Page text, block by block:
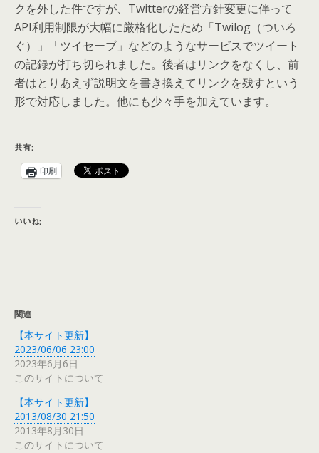
クを外した件ですが、Twitterの経営方針変更に伴って
API利用制限が大幅に厳格化したため「Twilog（ついろ
ぐ）」「ツイセーブ」などのようなサービスでツイート
の記録が打ち切られました。後者はリンクをなくし、前
者はとりあえず説明文を書き換えてリンクを残すという
形で対応しました。他にも少々手を加えています。
共有:
印刷
いいね:
関連
【本サイト更新】
2023/06/06 23:00
2023年6月6日
このサイトについて
【本サイト更新】
2013/08/30 21:50
2013年8月30日
このサイトについて